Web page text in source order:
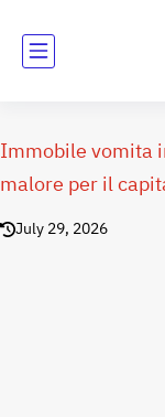
Immobile vomita
malore per il
July 29, 2026